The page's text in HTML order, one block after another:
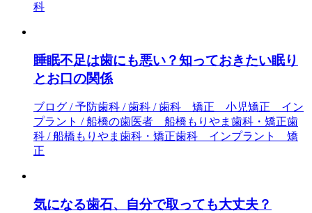
科
睡眠不足は歯にも悪い？知っておきたい眠り
とお口の関係
ブログ / 予防歯科 / 歯科 / 歯科 矯正 小児矯正 イン
プラント / 船橋の歯医者 船橋もりやま歯科・矯正歯
科 / 船橋もりやま歯科・矯正歯科 インプラント 矯
正
気になる歯石、自分で取っても大丈夫？